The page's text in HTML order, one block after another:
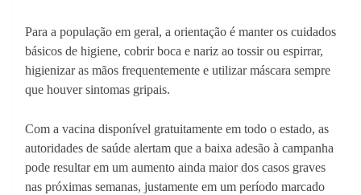
Para a população em geral, a orientação é manter os cuidados
básicos de higiene, cobrir boca e nariz ao tossir ou espirrar,
higienizar as mãos frequentemente e utilizar máscara sempre
que houver sintomas gripais.
Com a vacina disponível gratuitamente em todo o estado, as
autoridades de saúde alertam que a baixa adesão à campanha
pode resultar em um aumento ainda maior dos casos graves
nas próximas semanas, justamente em um período marcado